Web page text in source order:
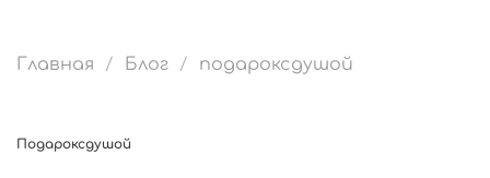
Главная Блог подароксдушой
подароксдушой